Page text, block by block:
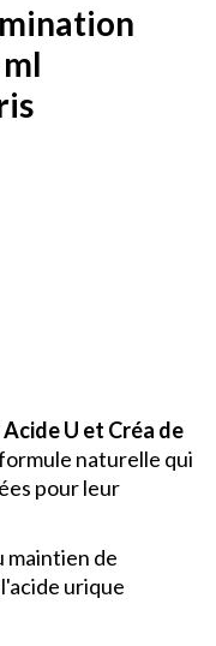
U et Créa de
naturelle qui
pour leur
maintien de
urique